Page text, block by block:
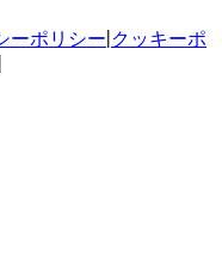
ーポリシー クッキーポ